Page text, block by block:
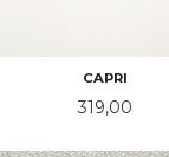
CAPRI
Pris
319,00